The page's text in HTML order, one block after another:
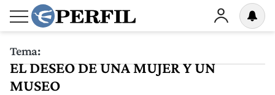
Tema:
EL DESEO DE UNA MUJER Y UN
MUSEO